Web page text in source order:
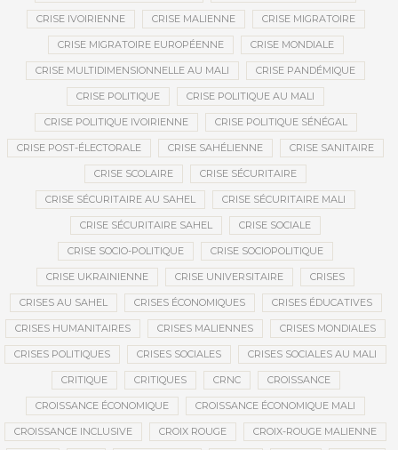
CRISE IVOIRIENNE CRISE MALIENNE CRISE MIGRATOIRE
CRISE MIGRATOIRE EUROPÉENNE CRISE MONDIALE
CRISE MULTIDIMENSIONNELLE AU MALI CRISE PANDÉMIQUE
CRISE POLITIQUE CRISE POLITIQUE AU MALI
CRISE POLITIQUE IVOIRIENNE CRISE POLITIQUE SÉNÉGAL
CRISE POST-ÉLECTORALE CRISE SAHÉLIENNE CRISE SANITAIRE
CRISE SCOLAIRE CRISE SÉCURITAIRE
CRISE SÉCURITAIRE AU SAHEL CRISE SÉCURITAIRE MALI
CRISE SÉCURITAIRE SAHEL CRISE SOCIALE
CRISE SOCIO-POLITIQUE CRISE SOCIOPOLITIQUE
CRISE UKRAINIENNE CRISE UNIVERSITAIRE CRISES
CRISES AU SAHEL CRISES ÉCONOMIQUES CRISES ÉDUCATIVES
CRISES HUMANITAIRES CRISES MALIENNES CRISES MONDIALES
CRISES POLITIQUES CRISES SOCIALES CRISES SOCIALES AU MALI
CRITIQUE CRITIQUES CRNC CROISSANCE
CROISSANCE ÉCONOMIQUE CROISSANCE ÉCONOMIQUE MALI
CROISSANCE INCLUSIVE CROIX ROUGE CROIX-ROUGE MALIENNE